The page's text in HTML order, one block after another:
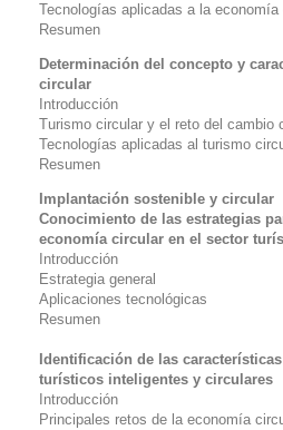
Tecnologías aplicadas a la economía
Resumen
Determinación del concepto y
circular
Introducción
Turismo circular y el reto del cambio
Tecnologías aplicadas al turismo
Resumen
Implantación sostenible y circular
Conocimiento de las estrategias
economía circular en el sector
Introducción
Estrategia general
Aplicaciones tecnológicas
Resumen
Identificación de las
turísticos inteligentes y circulares
Introducción
Principales retos de la economía